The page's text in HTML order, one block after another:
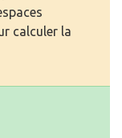
calculer la